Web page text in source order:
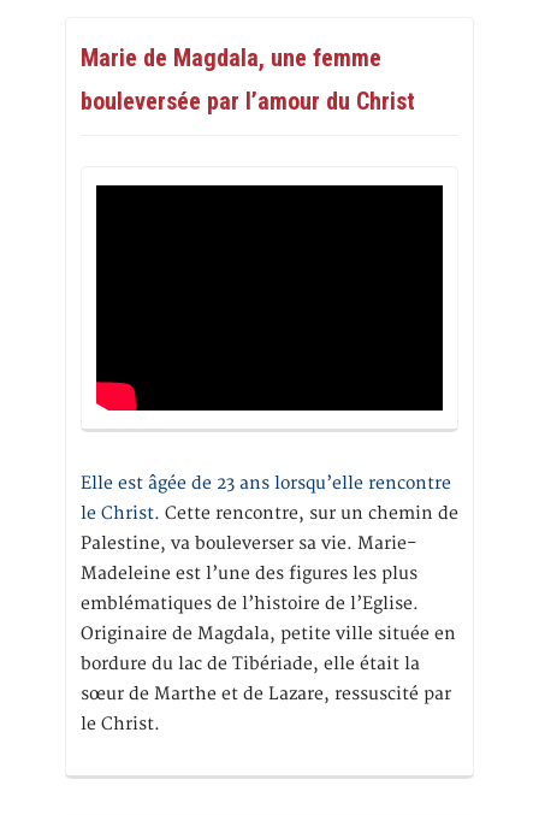
Marie de Magdala, une femme
bouleversée par l’amour du Christ
Elle est âgée de 23 ans lorsqu’elle rencontre
le Christ. Cette rencontre, sur un chemin de
Palestine, va bouleverser sa vie. Marie-
Madeleine est l’une des figures les plus
emblématiques de l’histoire de l’Eglise.
Originaire de Magdala, petite ville située en
bordure du lac de Tibériade, elle était la
sœur de Marthe et de Lazare, ressuscité par
le Christ.